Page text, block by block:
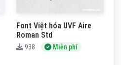
Font Việt hóa UVF Aire
Roman Std
938 Miễn phí